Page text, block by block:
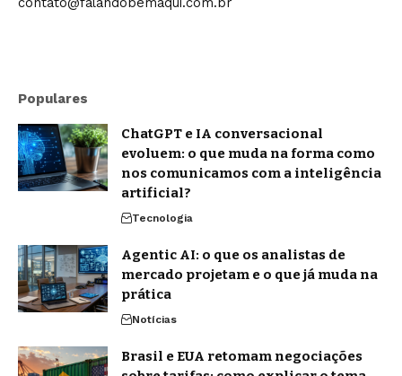
Populares
ChatGPT e IA conversacional
evoluem: o que muda na forma como
nos comunicamos com a inteligência
artificial?
Tecnologia
Agentic AI: o que os analistas de
mercado projetam e o que já muda na
prática
Notícias
Brasil e EUA retomam negociações